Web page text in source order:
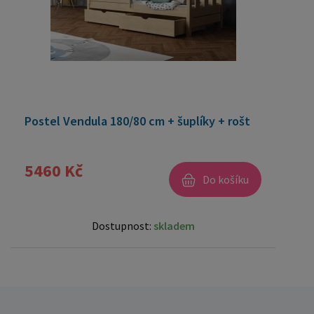
Postel Vendula 180/80 cm + šuplíky + rošt
5460 Kč Do košíku
Dostupnost: skladem